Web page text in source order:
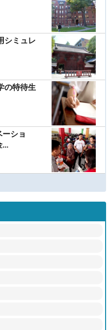
シミュレ
の特待生
ショ
...